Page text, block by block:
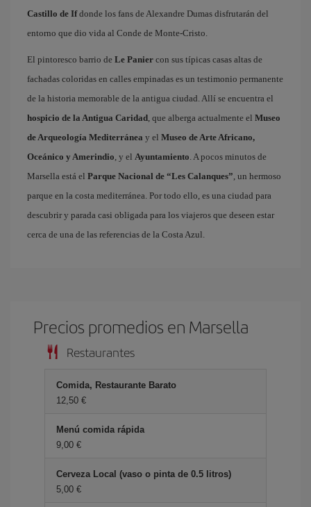
Castillo de Ifdonde los fans de Alexandre Dumas disfrutarán del
entorno que dio vida al Conde de Monte-Cristo.
El pintoresco barrio de Le Panier con sus típicas casas altas de
fachadas coloridas en calles empinadas es un testimonio permanente
de la historia memorable de la antigua ciudad. Allí se encuentra el
hospicio de la Antigua Caridad, que alberga actualmente el Museo
de Arqueología Mediterránea y el Museo de Arte Africano,
Oceánico y Amerindio, y el Ayuntamiento. A pocos minutos de
Marsella está el Parque Nacional de “Les Calanques”, un hermoso
parque en la costa mediterránea. Por todo ello, es una ciudad para
descubrir y parada casi obligada para los viajeros que deseen estar
cerca de una de las referencias de la Costa Azul.
Precios promedios en Marsella
Restaurantes
Comida, Restaurante Barato
12,50 €
Menú comida rápida
9,00 €
Cerveza Local (vaso o pinta de 0.5 litros)
5,00 €